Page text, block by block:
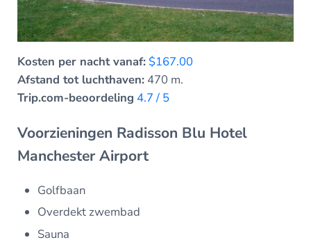
Kosten per nacht vanaf: $167.00
Afstand tot luchthaven:470 m.
Trip.com-beoordeling 4.7 / 5
Voorzieningen Radisson Blu Hotel
Manchester Airport
Golfbaan
Overdekt zwembad
Sauna